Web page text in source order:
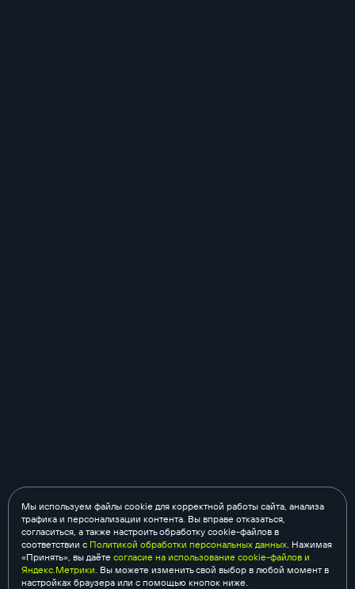
Мы используем файлы cookie для корректной работы сайта, анализа
трафика и персонализации контента. Вы вправе отказаться,
согласиться, а также настроить обработку cookie-файлов в
соответствии с Политикой обработки персональных данных. Нажимая
«Принять», вы даёте согласие на использование cookie-файлов и
Яндекс.Метрики. Вы можете изменить свой выбор в любой момент в
настройках браузера или с помощью кнопок ниже.